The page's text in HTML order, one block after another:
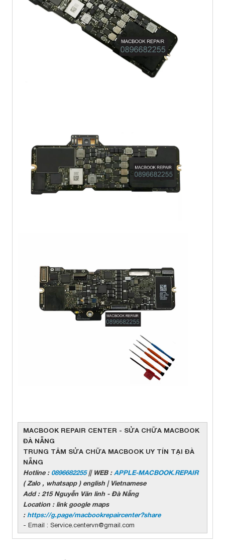
MACBOOK REPAIR CENTER - SỬA CHỮA MACBOOK
ĐÀ NẴNG
TRUNG TÂM SỬA CHỮA MACBOOK UY TÍN TẠI ĐÀ
NẴNG
Hotline : 0896682255|| WEB :APPLE-MACBOOK.REPAIR
( Zalo , whatsapp ) english | Vietnamese
Add : 215 Nguyễn Văn linh - Đà Nẵng
Location : link google maps
:https://g.page/macbookrepaircenter?share
- Email : Service.centervn@gmail.com